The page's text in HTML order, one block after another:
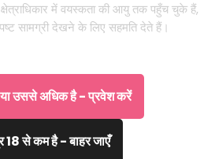
में वयस्कता की आयु तक पहुँच चुके हैं,
सामग्री देखने के लिए सहमति देते हैं।
या उससे अधिक है - प्रवेश करें
18 से कम है - बाहर जाएँ